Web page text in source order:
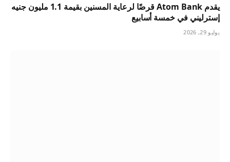
يقدم Atom Bank قرضًا لرعاية المسنين بقيمة 1.1 مليون جنيه
إسترليني في خمسة أسابيع
يوليو 29, 2026